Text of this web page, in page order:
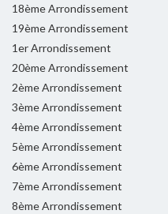
18ème Arrondissement
19ème Arrondissement
1er Arrondissement
20ème Arrondissement
2ème Arrondissement
3ème Arrondissement
4ème Arrondissement
5ème Arrondissement
6ème Arrondissement
7ème Arrondissement
8ème Arrondissement